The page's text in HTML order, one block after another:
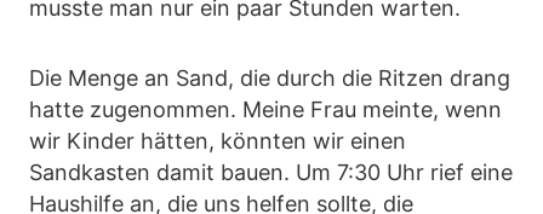
musste man nur ein paar Stunden warten.
Die Menge an Sand, die durch die Ritzen drang
hatte zugenommen. Meine Frau meinte, wenn
wir Kinder hätten, könnten wir einen
Sandkasten damit bauen. Um 7:30 Uhr rief eine
Haushilfe an, die uns helfen sollte, die